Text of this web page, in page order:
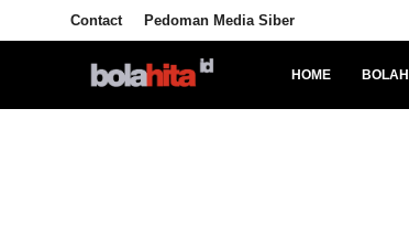
Contact Pedoman Media Siber
HOME